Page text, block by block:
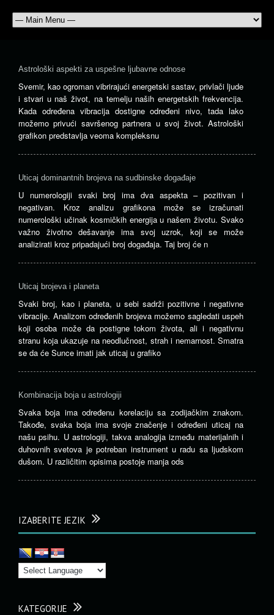
Astrološki aspekti za uspešne ljubavne odnose
Svemir, kao ogroman vibrirajući energetski sastav, privlači ljude
i stvari u naš život, na temelju naših energetskih frekvencija.
Kada određena vibracija dostigne određeni nivo, tada lako
možemo privući savršenog partnera u svoj život. Astrološki
grafikon predstavlja veoma kompleksnu
Uticaj dominantnih brojeva na sudbinske događaje
U numerologiji svaki broj ima dva aspekta – pozitivan i
negativan. Kroz analizu grafikona može se izračunati
numerološki učinak kosmičkih energija u našem životu. Svako
važno životno dešavanje ima svoj uzrok, koji se može
analizirati kroz pripadajući broj događaja. Taj broj će n
Uticaj brojeva i planeta
Svaki broj, kao i planeta, u sebi sadrži pozitivne i negativne
vibracije. Analizom određenih brojeva možemo sagledati uspeh
koji osoba može da postigne tokom života, ali i negativnu
stranu koja ukazuje na neodlučnost, strah i nemarnost. Smatra
se da će Sunce imati jak uticaj u grafiko
Kombinacija boja u astrologiji
Svaka boja ima određenu korelaciju sa zodijačkim znakom.
Takođe, svaka boja ima svoje značenje i određeni uticaj na
našu psihu. U astrologiji, takva analogija između materijalnih i
duhovnih svetova je potreban instrument u radu sa ljudskom
dušom. U različitim opisima postoje manja ods
IZABERITE JEZIK
KATEGORIJE